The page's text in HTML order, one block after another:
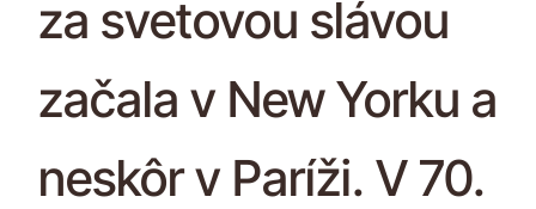
za svetovou slávou
začala v New Yorku a
neskôr v Paríži. V 70.